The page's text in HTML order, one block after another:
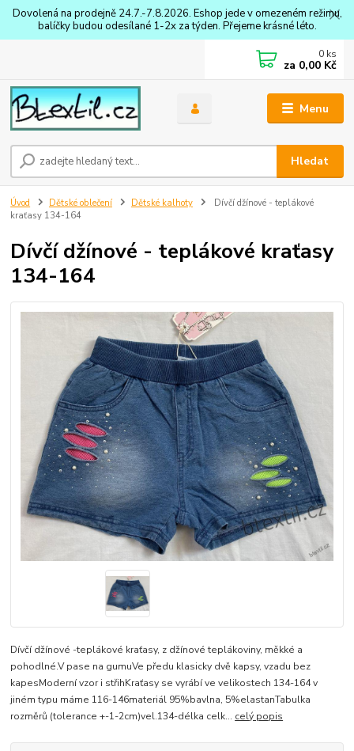
Dovolená na prodejně 24.7.-7.8.2026. Eshop jede v omezeném režimu,
balíčky budou odesílané 1-2x za týden. Přejeme krásné léto.
Menu
Hledat
0 ks
za 0,00 Kč
Úvod Dětské oblečení Dětské kalhoty
Dívčí džínové - teplákové
kraťasy 134-164
Dívčí džínové - teplákové kraťasy
134-164
Dívčí džínové -teplákové kraťasy, z džínové teplákoviny, měkké a
pohodlné.V pase na gumuVe předu klasicky dvě kapsy, vzadu bez
kapesModerní vzor i střihKraťasy se vyrábí ve velikostech 134-164 v
jiném typu máme 116-146materiál 95%bavlna, 5%elastanTabulka
rozměrů (tolerance +-1-2cm)vel.134-délka celk... celý popis